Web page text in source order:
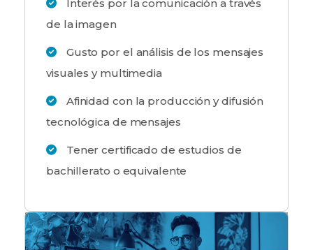
Interés por la comunicación a través
de la imagen
Gusto por el análisis de los mensajes
visuales y multimedia
Afinidad con la producción y difusión
tecnológica de mensajes
Tener certificado de estudios de
bachillerato o equivalente